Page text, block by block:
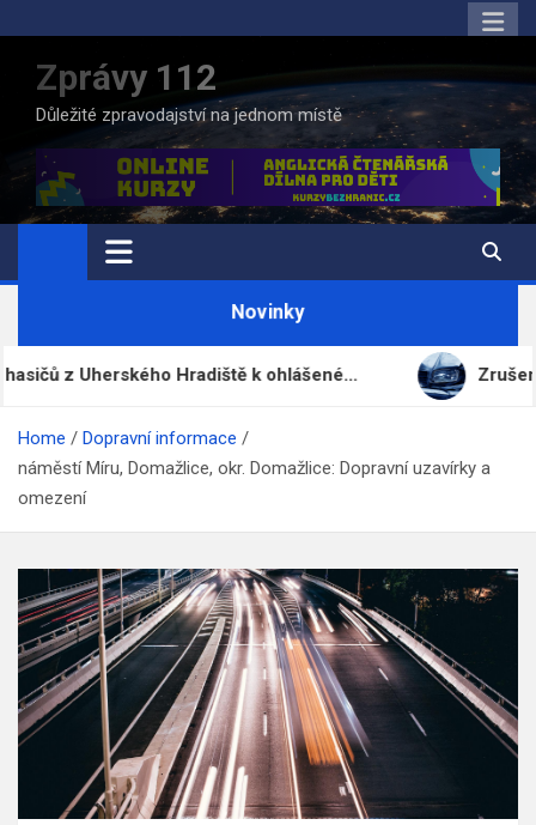
to
contentZprávy 112
Důležité zpravodajství na jednom místě
Novinky
Hradiště k ohlášené… Zrušené lety,
Home
Dopravní informace
náměstí Míru, Domažlice, okr. Domažlice: Dopravní uzavírky a
omezení